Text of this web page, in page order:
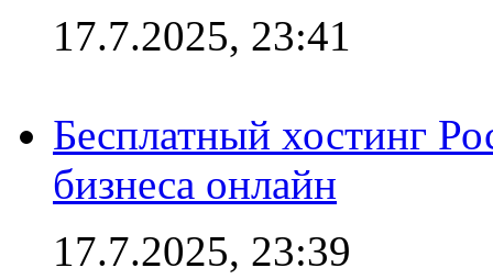
17.7.2025, 23:41
Бесплатный хостинг
бизнеса онлайн
17.7.2025, 23:39